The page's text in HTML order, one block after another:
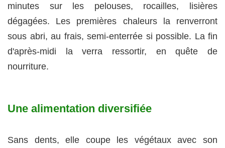
minutes sur les pelouses, rocailles, lisières
dégagées. Les premières chaleurs la renverront
sous abri, au frais, semi-enterrée si possible. La fin
d'après-midi la verra ressortir, en quête de
nourriture.
Une alimentation diversifiée
Sans dents, elle coupe les végétaux avec son